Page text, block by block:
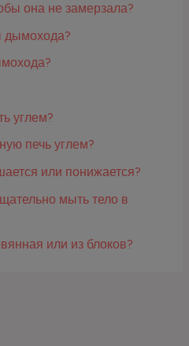
она не замерзала?
дымохода?
углем?
печь углем?
или понижается?
мыть тело в
или из блоков?